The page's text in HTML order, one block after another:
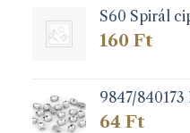
S60 Spirál
160 Ft
9847/
64 Ft